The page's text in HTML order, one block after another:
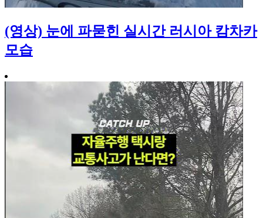
(영상) 눈에 파묻힌 실시간 러시아 캄차카
모습